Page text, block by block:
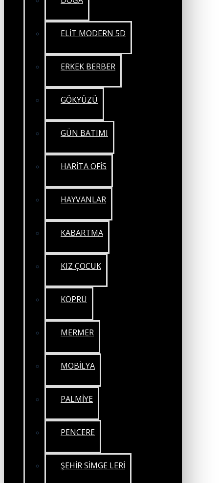
ELİT MODERN 5D
ERKEK BERBER
GÖKYÜZÜ
GÜN BATIMI
HARİTA OFİS
HAYVANLAR
KABARTMA
KIZ ÇOCUK
KÖPRÜ
MERMER
MOBİLYA
PALMİYE
PENCERE
ŞEHİR SİMGE LERİ